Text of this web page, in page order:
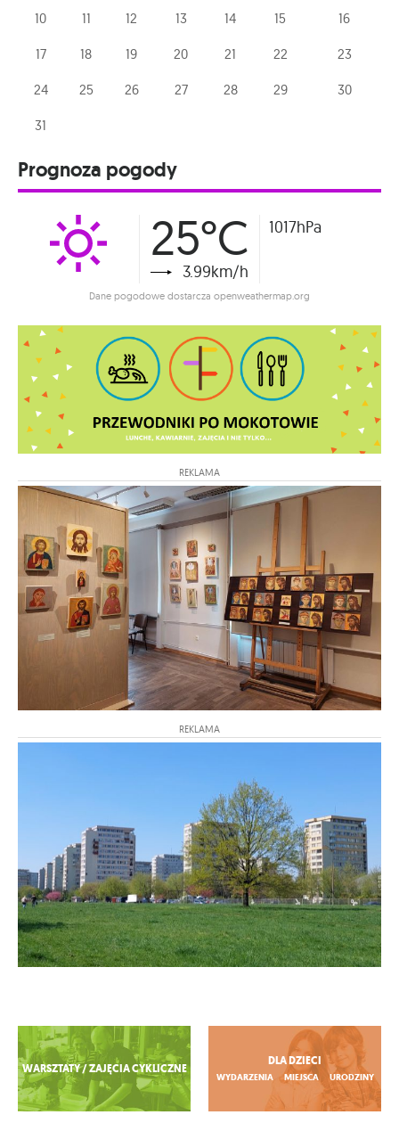
10 11 12 13 14 15 16
17 18 19 20 21 22 23
24 25 26 27 28 29 30
31
Prognoza pogody
25°C
3.99km/h
1017hPa
Dane pogodowe dostarcza openweathermap.org
REKLAMA
REKLAMA
Zobacz więcej
WARSZTATY / ZAJĘCIA CYKLICZNE
DLA DZIECI
WYDARZENIA MIEJSCA URODZINY